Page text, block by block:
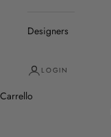
Designers
LOGIN
Carrello